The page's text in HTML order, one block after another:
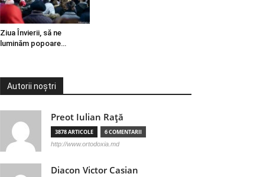
Ziua Învierii, să ne
luminăm popoare…
Autorii noștri
Preot Iulian Raţă
3878 ARTICOLE 6 COMENTARII
http://www.ortodoxia.md
Diacon Victor Casian